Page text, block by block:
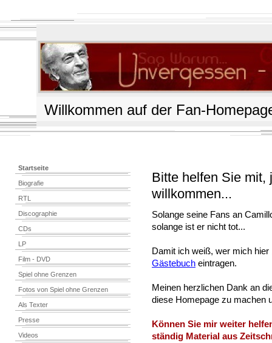
Willkommen auf der Fan-
Startseite
Biografie
RTL
Discographie
CDs
LP
Film - DVD
Spiel ohne Grenzen
Fotos von Spiel ohne Grenzen
Als Texter
Presse
Videos
Bitte helfen Sie mit,
willkommen...
Solange seine Fans an
solange ist er nicht tot...
Damit ich weiß, wer mich
Gästebuch eintragen.
Meinen herzlichen Dank an
diese Homepage zu machen
Können Sie mir weiter
ständig Material aus